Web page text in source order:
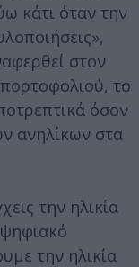
κάτι όταν την
στον
το
όσον
ανηλίκων στα
την ηλικία
την ηλικία